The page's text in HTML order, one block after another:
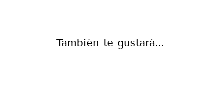
También te gustará...